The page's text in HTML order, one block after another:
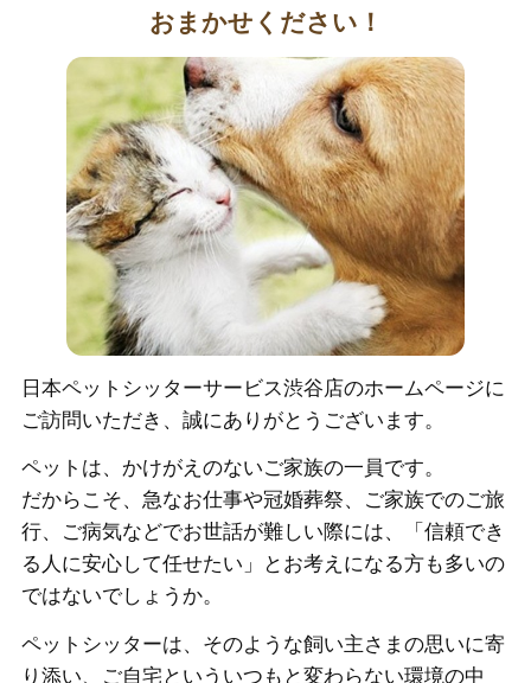
おまかせください！
日本ペットシッターサービス渋谷店のホームページに
ご訪問いただき、誠にありがとうございます。
ペットは、かけがえのないご家族の一員です。
だからこそ、急なお仕事や冠婚葬祭、ご家族でのご旅
行、ご病気などでお世話が難しい際には、「信頼でき
る人に安心して任せたい」とお考えになる方も多いの
ではないでしょうか。
ペットシッターは、そのような飼い主さまの思いに寄
り添い、ご自宅といういつもと変わらない環境の中